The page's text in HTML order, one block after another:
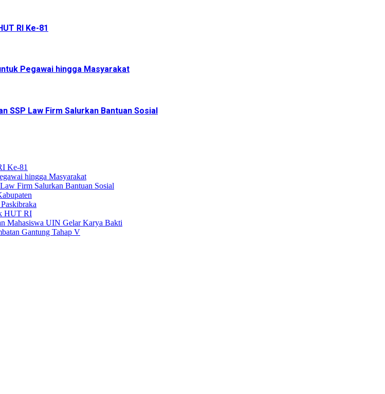
RI Ke-81
Pegawai hingga Masyarakat
SSP Law Firm Salurkan Bantuan Sosial
Ke-81
hingga Masyarakat
Firm Salurkan Bantuan Sosial
HUT RI
Mahasiswa UIN Gelar Karya Bakti
Gantung Tahap V